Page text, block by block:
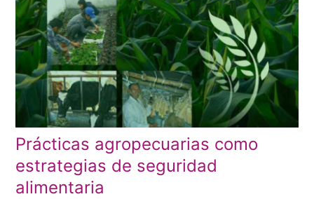
Prácticas agropecuarias como
estrategias de seguridad
alimentaria